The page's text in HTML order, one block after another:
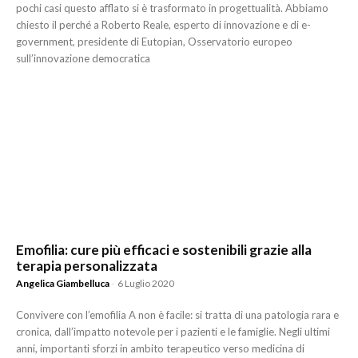
pochi casi questo afflato si è trasformato in progettualità. Abbiamo
chiesto il perché a Roberto Reale, esperto di innovazione e di e-
government, presidente di Eutopian, Osservatorio europeo
sull’innovazione democratica
Emofilia: cure più efficaci e sostenibili grazie alla
terapia personalizzata
Angelica Giambelluca - 6 Luglio 2020
Convivere con l’emofilia A non è facile: si tratta di una patologia rara e
cronica, dall’impatto notevole per i pazienti e le famiglie. Negli ultimi
anni, importanti sforzi in ambito terapeutico verso medicina di